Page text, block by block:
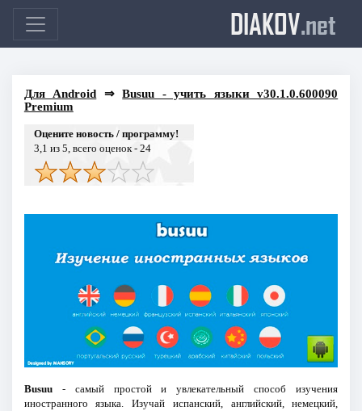
DIAKOV.net
Для Android ⇒Busuu - учить языки v30.1.0.600090
Premium
Оцените новость / программу!
3,1 из 5, всего оценок - 24
Busuu- самый простой и увлекательный способ изучения
иностранного языка. Изучай испанский, английский, немецкий,